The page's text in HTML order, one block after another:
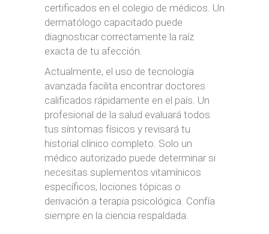
certificados en el colegio de médicos. Un
dermatólogo capacitado puede
diagnosticar correctamente la raíz
exacta de tu afección.
Actualmente, el uso de tecnología
avanzada facilita encontrar doctores
calificados rápidamente en el país. Un
profesional de la salud evaluará todos
tus síntomas físicos y revisará tu
historial clínico completo. Solo un
médico autorizado puede determinar si
necesitas suplementos vitamínicos
específicos, lociones tópicas o
derivación a terapia psicológica. Confía
siempre en la ciencia respaldada.